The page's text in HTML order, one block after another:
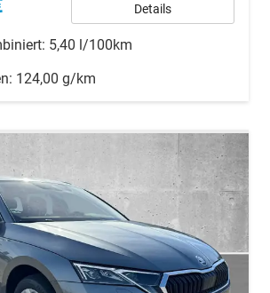
Details
5,40 l/100km
124,00 g/km